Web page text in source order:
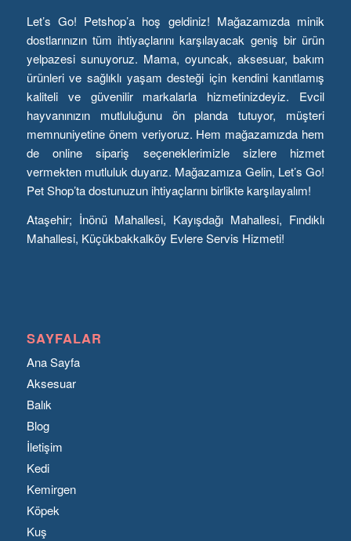
Let’s Go! Petshop’a hoş geldiniz! Mağazamızda minik
dostlarınızın tüm ihtiyaçlarını karşılayacak geniş bir ürün
yelpazesi sunuyoruz. Mama, oyuncak, aksesuar, bakım
ürünleri ve sağlıklı yaşam desteği için kendini kanıtlamış
kaliteli ve güvenilir markalarla hizmetinizdeyiz. Evcil
hayvanınızın mutluluğunu ön planda tutuyor, müşteri
memnuniyetine önem veriyoruz. Hem mağazamızda hem
de online sipariş seçeneklerimizle sizlere hizmet
vermekten mutluluk duyarız. Mağazamıza Gelin, Let’s Go!
Pet Shop’ta dostunuzun ihtiyaçlarını birlikte karşılayalım!
Ataşehir; İnönü Mahallesi, Kayışdağı Mahallesi, Fındıklı
Mahallesi, Küçükbakkalköy Evlere Servis Hizmeti!
SAYFALAR
Ana Sayfa
Aksesuar
Balık
Blog
İletişim
Kedi
Kemirgen
Köpek
Kuş